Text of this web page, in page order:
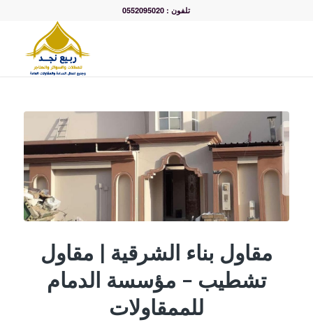
تلفون : 0552095020
مقاول بناء الشرقية | مقاول
تشطيب – مؤسسة الدمام
للممقاولات